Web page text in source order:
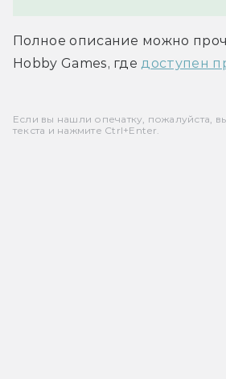
Полное описание можно
Hobby Games, где доступен
Если вы нашли опечатку, пожалуйста,
текста и нажмите Ctrl+Enter.